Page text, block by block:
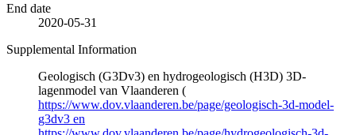
End date
2020-05-31
Supplemental Information
Geologisch (G3Dv3) en hydrogeologisch (H3D) 3D-
lagenmodel van Vlaanderen (
https://www.dov.vlaanderen.be/page/geologisch-3d-model-
g3dv3 en